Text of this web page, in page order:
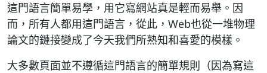
這門語言簡單易學，用它寫網站真是輕而易舉。因
而，所有人都用這門語言，從此，Web也從一堆物理
論文的鏈接變成了今天我們所熟知和喜愛的模樣。
大多數頁面並不遵循這門語言的簡單規則（因為寫這